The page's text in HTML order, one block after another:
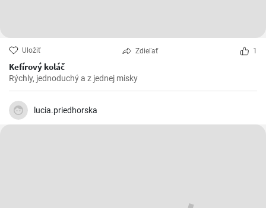
Uložiť Zdieľať 1
Kefírový koláč
Rýchly, jednoduchý a z jednej misky
lucia.priedhorska